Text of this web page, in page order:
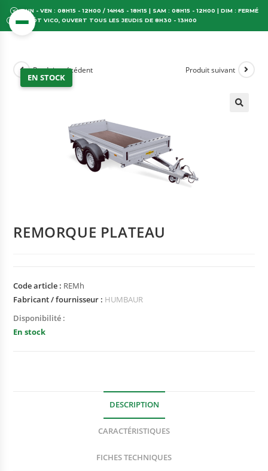
LUN - VEN : 08H15 - 12H00 / 14H45 - 18H15 | SAM : 08H15 - 12H00 | DIM : FERMÉ
DÉPÔT VICO, OUVERT TOUS LES JEUDIS DE 8H30 - 13H00
EN STOCK
Produit précédent Produit suivant
REMORQUE PLATEAU
Code article : REMh
Fabricant / fournisseur : HUMBAUR
Disponibilité :
En stock
DESCRIPTION
CARACTÉRISTIQUES
FICHES TECHNIQUES